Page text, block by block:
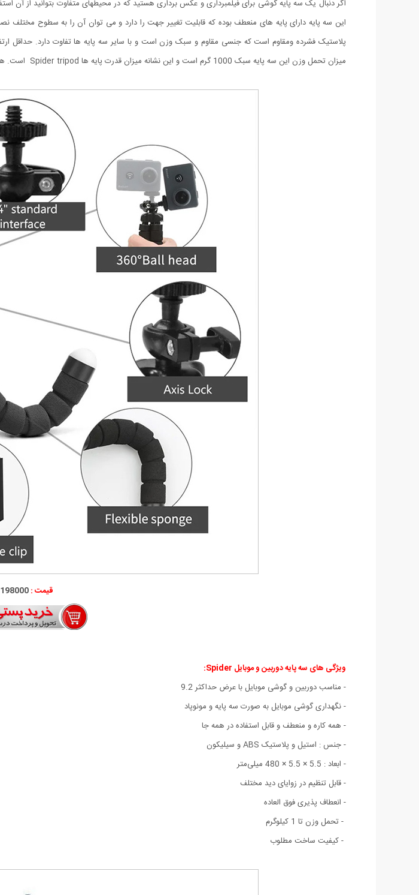
میزان تحمل وزن این سه پایه سبک 1000 گرم است و این نشانه میزان قدرت پایه ها Spider tripod است. هم چنین از طریق بال هد کوچک روی آن می توانید زاویه مورد نظر را تنظیم کنید.
قیمت :198000 تومان
ویژگی های سه پایه دوربین و موبایل Spider
:
- مناسب دوربین و گوشی موبایل با عرض حداکثر 9.2
- نگهداری گوشی موبایل به صورت سه پایه و مونوپاد
- همه کاره و منعطف و قابل استفاده در همه جا
- جنس : استیل و پلاستیک ABS و سیلیکون
- ابعاد : 5.5 × 5.5 × 480 میلی‌متر
- قابل تنظیم در زوایای دید مختلف
- انعطاف پذیری فوق العاده
- تحمل وزن تا 1 کیلوگرم
- کیفیت ساخت مطلوب